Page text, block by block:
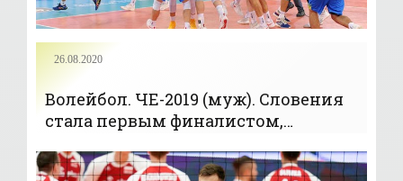
26.08.2020
Волейбол. ЧЕ-2019 (муж). Словения
стала первым финалистом,